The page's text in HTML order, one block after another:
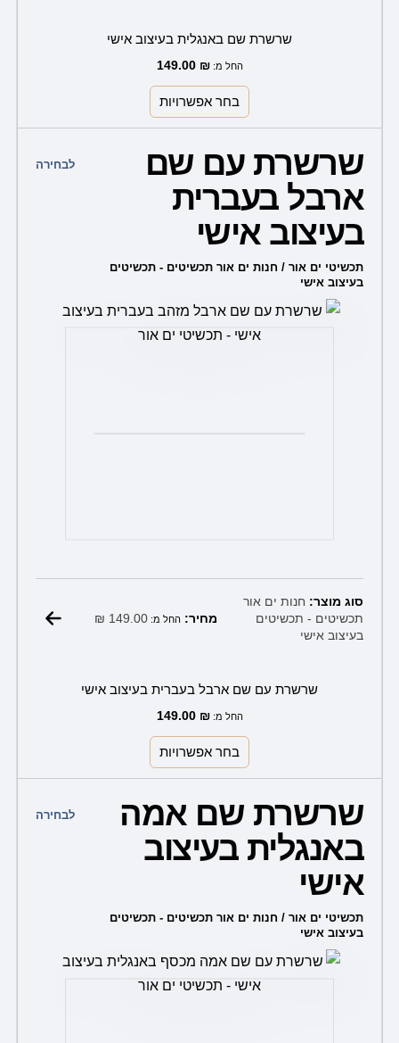
שרשרת שם באנגלית בעיצוב אישי
החל מ: 149.00 ₪
בחר אפשרויות
שרשרת עם שם
ארבל בעברית
בעיצוב אישי
תכשיטי ים אור / חנות ים אור תכשיטים - תכשיטים
בעיצוב אישי
לבחירה
סוג מוצר: חנות ים אור
תכשיטים - תכשיטים
בעיצוב אישי
מחיר: החל מ: 149.00
₪
שרשרת עם שם ארבל בעברית בעיצוב אישי
החל מ: 149.00 ₪
בחר אפשרויות
את
האפשרויות
שרשרת שם אמה
באנגלית בעיצוב
אישי
תכשיטי ים אור / חנות ים אור תכשיטים - תכשיטים
בעיצוב אישי
לבחירה
זה
יש
מספר
את
האפשרויות